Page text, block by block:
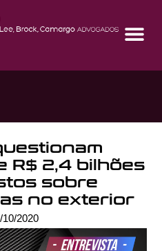
R$ 2,4 bilhões
sobre
no exterior
10/2020